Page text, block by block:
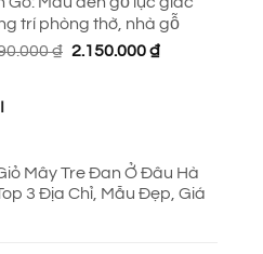
là:
930.000 ₫.
tại
là:
690.000 ₫.
trí phòng thờ, nhà gỗ
₫ Giá
2.150.000₫Giá
Mây Tre Đan Ở Đâu Hà
3 Địa Chỉ, Mẫu Đẹp, Giá